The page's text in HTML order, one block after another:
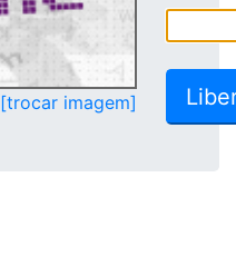
[trocar imagem]